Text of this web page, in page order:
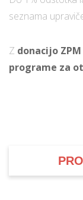
seznama
Z donacijo
programe za